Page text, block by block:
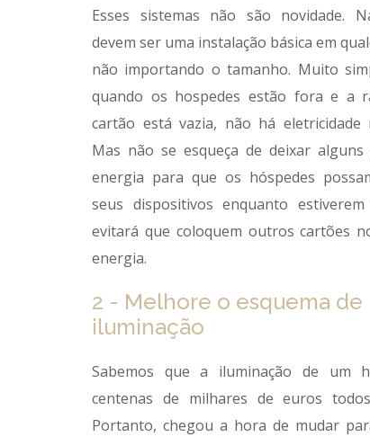
Esses sistemas não são novidade.
devem ser uma instalação básica em
não importando o tamanho. Muito
quando os hospedes estão fora e a
cartão está vazia, não há eletricidade
Mas não se esqueça de deixar
energia para que os hóspedes
seus dispositivos enquanto
evitará que coloquem outros cartões
energia.
2 - Melhore o esquema de
iluminação
Sabemos que a iluminação de um
centenas de milhares de euros
Portanto, chegou a hora de mudar